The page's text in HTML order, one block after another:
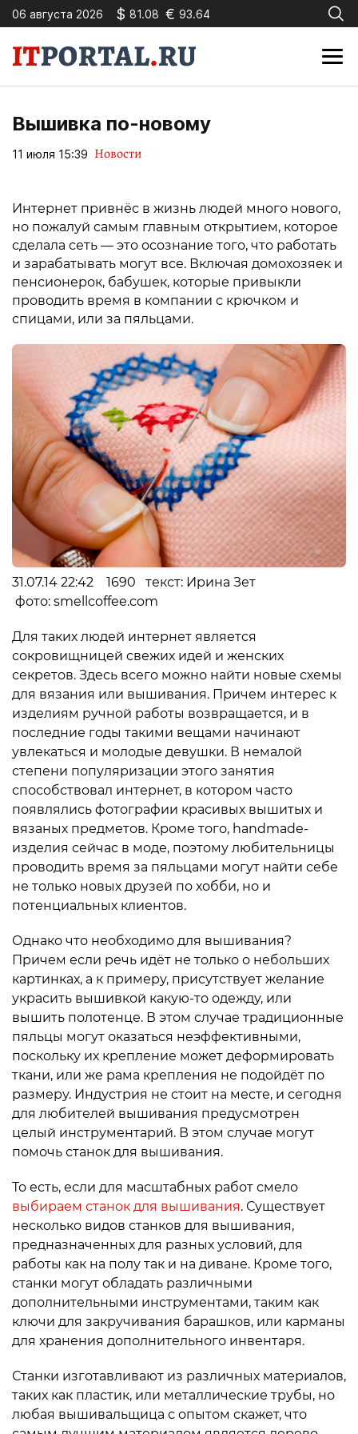
06 августа 2026 $ 81.08 € 93.64
Вышивка по-новому
11 июля 15:39 Новости
Интернет привнёс в жизнь людей много нового,
но пожалуй самым главным открытием, которое
сделала сеть — это осознание того, что работать
и зарабатывать могут все. Включая домохозяек и
пенсионерок, бабушек, которые привыкли
проводить время в компании с крючком и
спицами, или за пяльцами.
31.07.14 22:42 1690 текст: Ирина Зет
фото: smellcoffee.com
Для таких людей интернет является
сокровищницей свежих идей и женских
секретов. Здесь всего можно найти новые схемы
для вязания или вышивания. Причем интерес к
изделиям ручной работы возвращается, и в
последние годы такими вещами начинают
увлекаться и молодые девушки. В немалой
степени популяризации этого занятия
способствовал интернет, в котором часто
появлялись фотографии красивых вышитых и
вязаных предметов. Кроме того, handmade-
изделия сейчас в моде, поэтому любительницы
проводить время за пяльцами могут найти себе
не только новых друзей по хобби, но и
потенциальных клиентов.
Однако что необходимо для вышивания?
Причем если речь идёт не только о небольших
картинках, а к примеру, присутствует желание
украсить вышивкой какую-то одежду, или
вышить полотенце. В этом случае традиционные
пяльцы могут оказаться неэффективными,
поскольку их крепление может деформировать
ткани, или же рама крепления не подойдёт по
размеру. Индустрия не стоит на месте, и сегодня
для любителей вышивания предусмотрен
целый инструментарий. В этом случае могут
помочь станок для вышивания.
То есть, если для масштабных работ смело
выбираем станок для вышивания. Существует
несколько видов станков для вышивания,
предназначенных для разных условий, для
работы как на полу так и на диване. Кроме того,
станки могут обладать различными
дополнительными инструментами, таким как
ключи для закручивания барашков, или карманы
для хранения дополнительного инвентаря.
Станки изготавливают из различных материалов,
таких как пластик, или металлические трубы, но
любая вышивальщица с опытом скажет, что